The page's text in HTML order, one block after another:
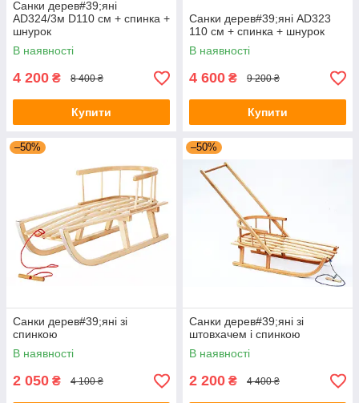
Санки дерев#39;яні
AD324/3м D110 см + спинка +
шнурок
В наявності
4 200 ₴ 8 400 ₴
Купити
Санки дерев#39;яні AD323
110 см + спинка + шнурок
В наявності
4 600 ₴ 9 200 ₴
Купити
–50%
Санки дерев#39;яні зі
спинкою
В наявності
2 050 ₴ 4 100 ₴
–50%
Санки дерев#39;яні зі
штовхачем і спинкою
В наявності
2 200 ₴ 4 400 ₴